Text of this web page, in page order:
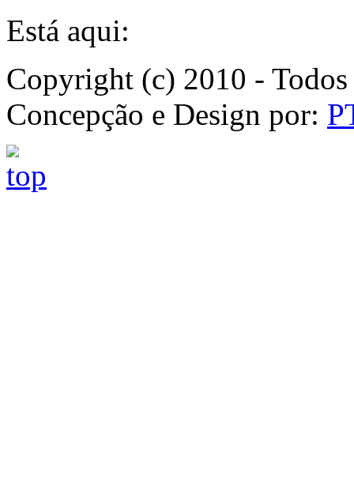
Está aqui:
Copyright (c) 2010 -
Concepção e Design por: